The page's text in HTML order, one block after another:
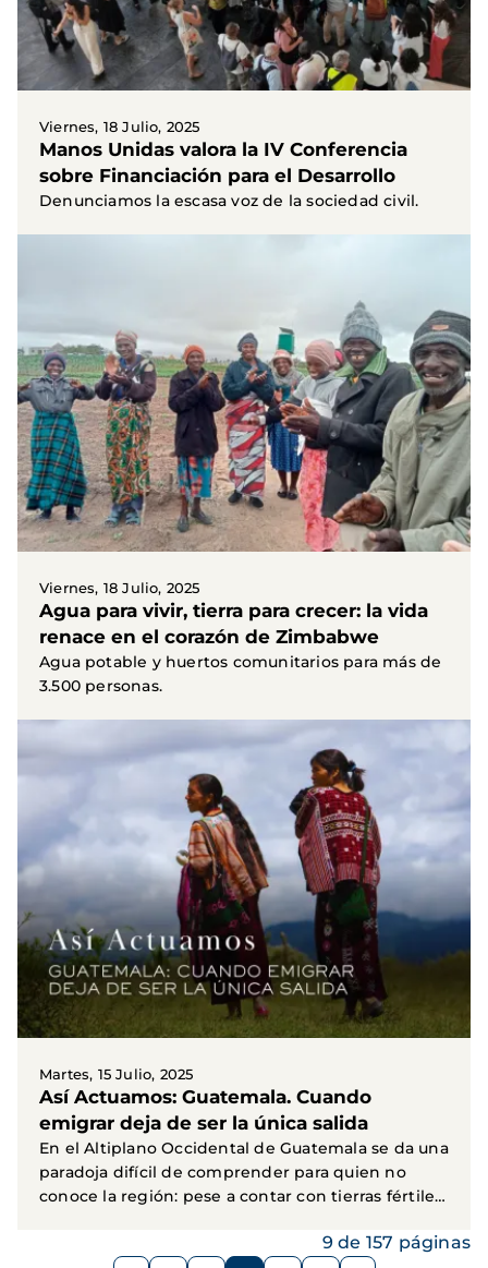
Viernes, 18 Julio, 2025
Manos Unidas valora la IV Conferencia
sobre Financiación para el Desarrollo
Denunciamos la escasa voz de la sociedad civil.
Viernes, 18 Julio, 2025
Agua para vivir, tierra para crecer: la vida
renace en el corazón de Zimbabwe
Agua potable y huertos comunitarios para más de
3.500 personas.
Martes, 15 Julio, 2025
Así Actuamos: Guatemala. Cuando
emigrar deja de ser la única salida
En el Altiplano Occidental de Guatemala se da una
paradoja difícil de comprender para quien no
conoce la región: pese a contar con tierras fértiles
9 de 157 páginas